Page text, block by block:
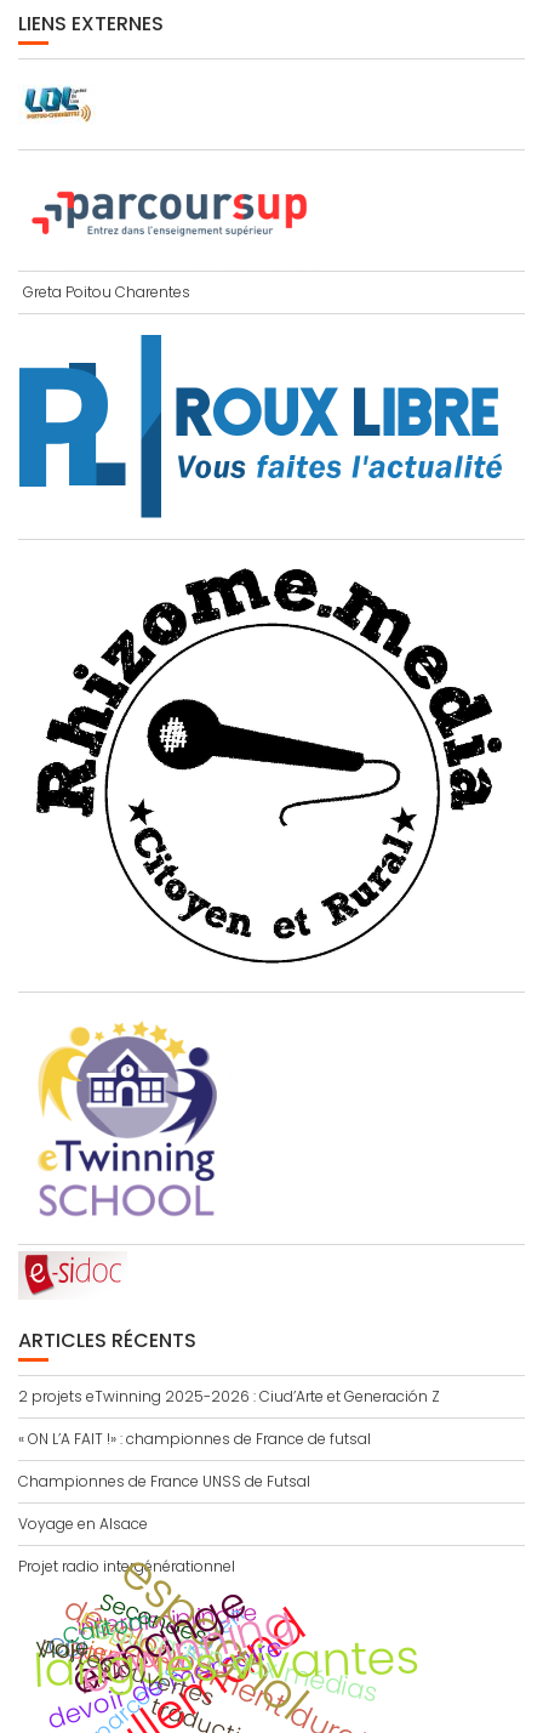
LIENS EXTERNES
Greta Poitou Charentes
ARTICLES RÉCENTS
2 projets eTwinning 2025-2026 : Ciud’Arte et Generación Z
« ON L’A FAIT !» : championnes de France de futsal
Championnes de France UNSS de Futsal
Voyage en Alsace
Projet radio intergénérationnel
interdisciplinaire
développement durable
Secondes
jeu
parcours citoyen
allemand
ECLORE
devoir de mémoire
Barcelona
espagnol
CDIAMAC
éducation aux médias
échange
eTwinning
Calitom
Viaje
langues vivantes
portes ouvertes